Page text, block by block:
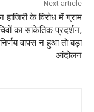
Next article
के विरोध में ग्राम
का सांकेतिक प्रदर्शन,
वापस न हुआ तो बड़ा
आंदोलन